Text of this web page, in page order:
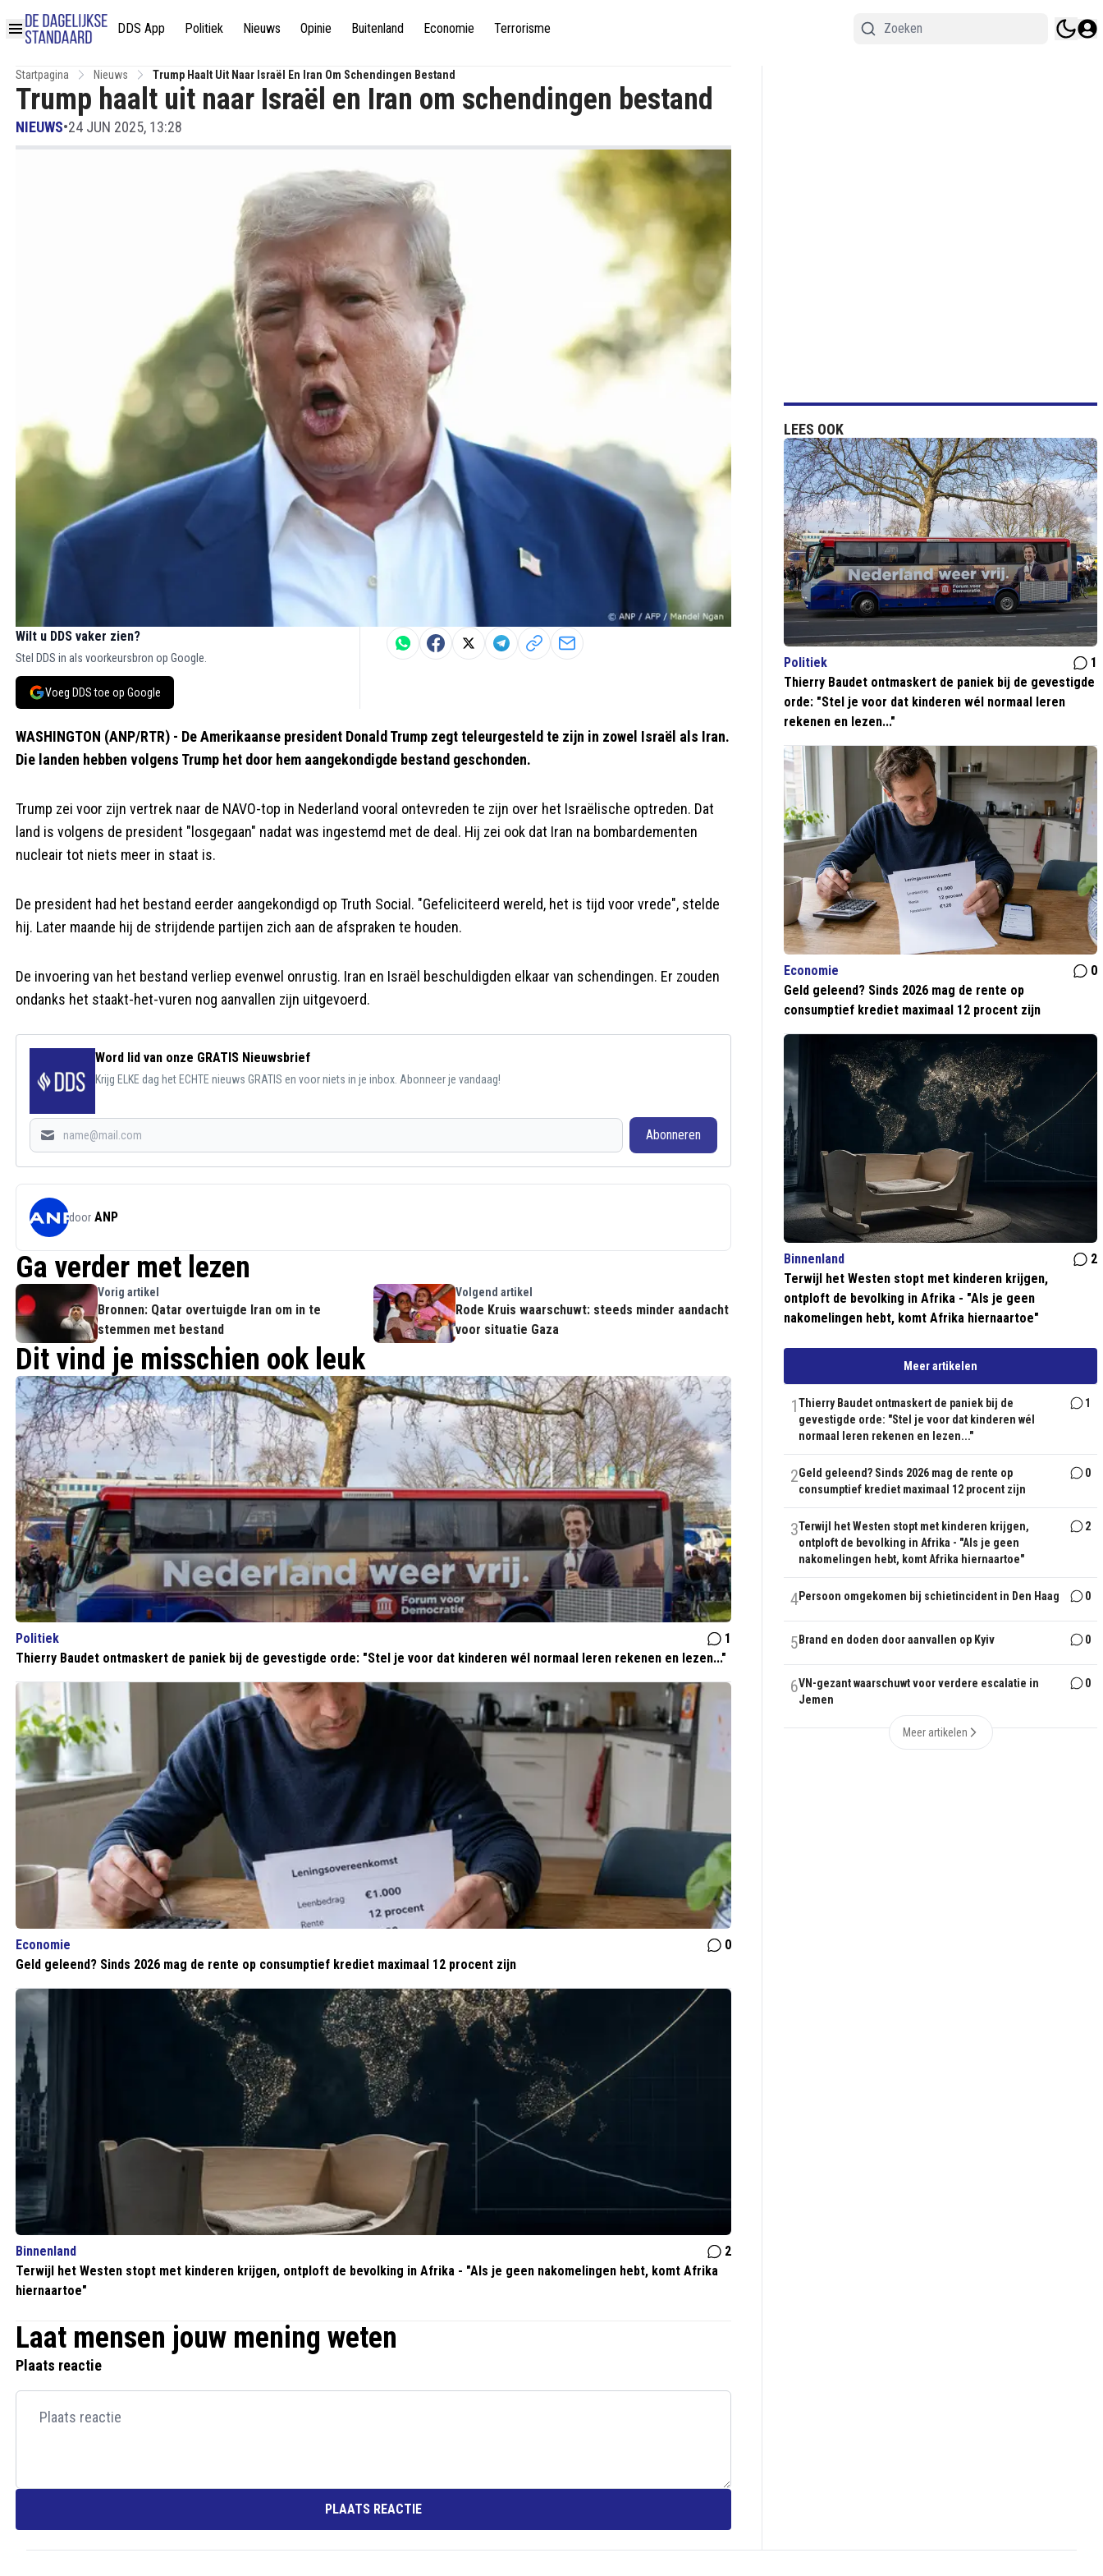
DDS App Politiek Nieuws Opinie Buitenland Economie Terrorisme
Startpagina Nieuws Trump Haalt Uit Naar Israël En Iran Om Schendingen Bestand
Trump haalt uit naar Israël en Iran om schendingen bestand
NIEUWS•24 JUN 2025, 13:28
Wilt u DDS vaker zien?
Stel DDS in als voorkeursbron op Google.
Voeg DDS toe op Google
WASHINGTON (ANP/RTR) - De Amerikaanse president Donald Trump zegt teleurgesteld te zijn in zowel Israël als Iran.
Die landen hebben volgens Trump het door hem aangekondigde bestand geschonden.
Trump zei voor zijn vertrek naar de NAVO-top in Nederland vooral ontevreden te zijn over het Israëlische optreden. Dat
land is volgens de president "losgegaan" nadat was ingestemd met de deal. Hij zei ook dat Iran na bombardementen
nucleair tot niets meer in staat is.
De president had het bestand eerder aangekondigd op Truth Social. "Gefeliciteerd wereld, het is tijd voor vrede", stelde
hij. Later maande hij de strijdende partijen zich aan de afspraken te houden.
De invoering van het bestand verliep evenwel onrustig. Iran en Israël beschuldigden elkaar van schendingen. Er zouden
ondanks het staakt-het-vuren nog aanvallen zijn uitgevoerd.
Word lid van onze GRATIS Nieuwsbrief
Krijg ELKE dag het ECHTE nieuws GRATIS en voor niets in je inbox. Abonneer je vandaag!
Abonneren
door ANP
Ga verder met lezen
Vorig artikel
Bronnen: Qatar overtuigde Iran om in te
stemmen met bestand
Volgend artikel
Rode Kruis waarschuwt: steeds minder aandacht
voor situatie Gaza
Dit vind je misschien ook leuk
Politiek
1
Thierry Baudet ontmaskert de paniek bij de gevestigde orde: "Stel je voor dat kinderen wél normaal leren rekenen en lezen..."
Economie
0
Geld geleend? Sinds 2026 mag de rente op consumptief krediet maximaal 12 procent zijn
Binnenland
2
Terwijl het Westen stopt met kinderen krijgen, ontploft de bevolking in Afrika - "Als je geen nakomelingen hebt, komt Afrika
hiernaartoe"
Laat mensen jouw mening weten
Plaats reactie
PLAATS REACTIE
LEES OOK
Politiek
1
Thierry Baudet ontmaskert de paniek bij de gevestigde
orde: "Stel je voor dat kinderen wél normaal leren
rekenen en lezen..."
Economie
0
Geld geleend? Sinds 2026 mag de rente op
consumptief krediet maximaal 12 procent zijn
Binnenland
2
Terwijl het Westen stopt met kinderen krijgen,
ontploft de bevolking in Afrika - "Als je geen
nakomelingen hebt, komt Afrika hiernaartoe"
Meer artikelen
1Thierry Baudet ontmaskert de paniek bij de
gevestigde orde: "Stel je voor dat kinderen wél
normaal leren rekenen en lezen..."
1
2Geld geleend? Sinds 2026 mag de rente op
consumptief krediet maximaal 12 procent zijn
0
3Terwijl het Westen stopt met kinderen krijgen,
ontploft de bevolking in Afrika - "Als je geen
nakomelingen hebt, komt Afrika hiernaartoe"
2
4Persoon omgekomen bij schietincident in Den Haag 0
5 Brand en doden door aanvallen op Kyiv 0
6VN-gezant waarschuwt voor verdere escalatie in
Jemen
0
Meer artikelen